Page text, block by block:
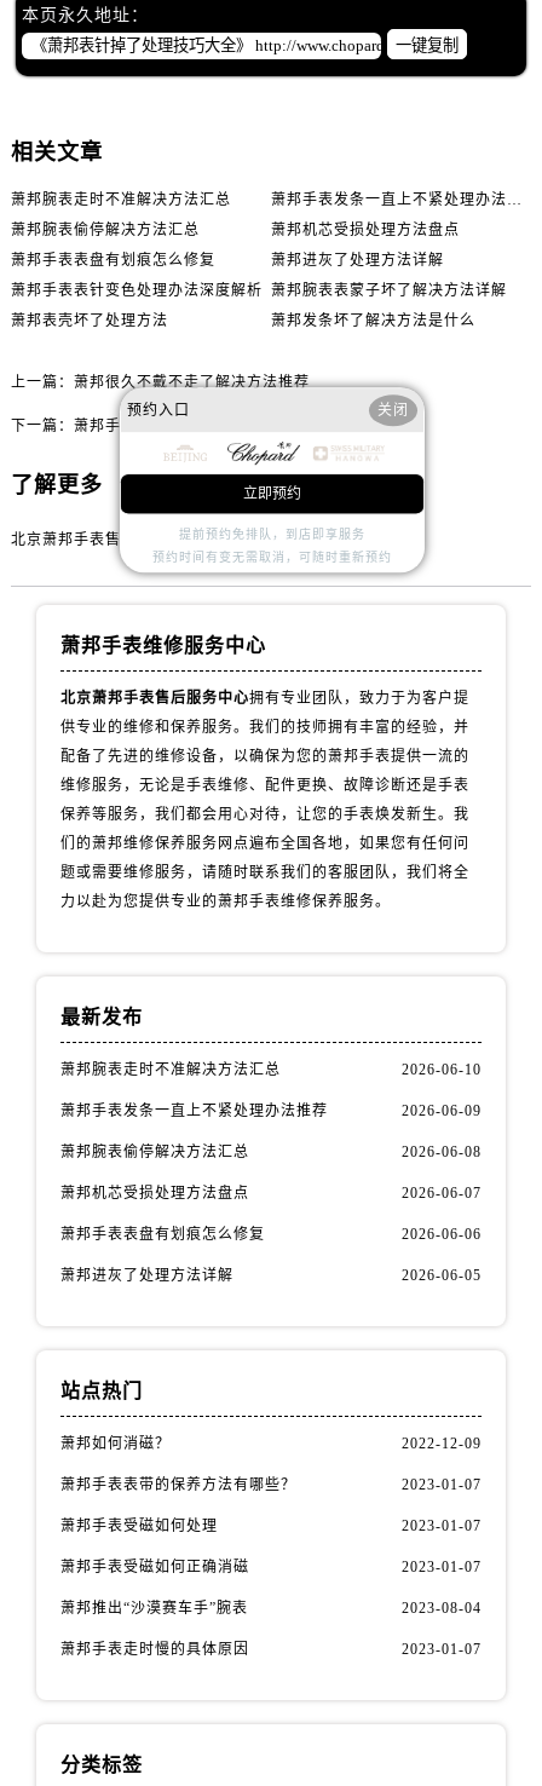
本页永久地址：
一键复制
相关文章
萧邦腕表走时不准解决方法汇总
萧邦手表发条一直上不紧处理办法推荐
萧邦腕表偷停解决方法汇总
萧邦机芯受损处理方法盘点
萧邦手表表盘有划痕怎么修复
萧邦进灰了处理方法详解
萧邦手表表针变色处理办法深度解析 萧邦腕表表蒙子坏了解决方法详解
萧邦表壳坏了处理方法
萧邦发条坏了解决方法是什么
上一篇： 萧邦很久不戴不走了解决方法推荐
下一篇： 萧邦手表表壳割手处理方法盘点
了解更多
北京萧邦手表售后服务中心
萧邦手表维修服务中心
北京萧邦手表售后服务中心拥有专业团队，致力于为客户提
供专业的维修和保养服务。我们的技师拥有丰富的经验，并
配备了先进的维修设备，以确保为您的萧邦手表提供一流的
维修服务，无论是手表维修、配件更换、故障诊断还是手表
保养等服务，我们都会用心对待，让您的手表焕发新生。我
们的萧邦维修保养服务网点遍布全国各地，如果您有任何问
题或需要维修服务，请随时联系我们的客服团队，我们将全
力以赴为您提供专业的萧邦手表维修保养服务。
最新发布
萧邦腕表走时不准解决方法汇总 2026-06-10
萧邦手表发条一直上不紧处理办法推荐 2026-06-09
萧邦腕表偷停解决方法汇总 2026-06-08
萧邦机芯受损处理方法盘点 2026-06-07
萧邦手表表盘有划痕怎么修复 2026-06-06
萧邦进灰了处理方法详解 2026-06-05
站点热门
萧邦如何消磁？ 2022-12-09
萧邦手表表带的保养方法有哪些？ 2023-01-07
萧邦手表受磁如何处理 2023-01-07
萧邦手表受磁如何正确消磁 2023-01-07
萧邦推出“沙漠赛车手”腕表 2023-08-04
萧邦手表走时慢的具体原因 2023-01-07
分类标签
预约入口 关闭
立即预约
提前预约免排队，到店即享服务
预约时间有变无需取消，可随时重新预约